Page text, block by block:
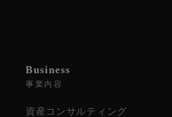
Business
事業内容
資産コンサルティング